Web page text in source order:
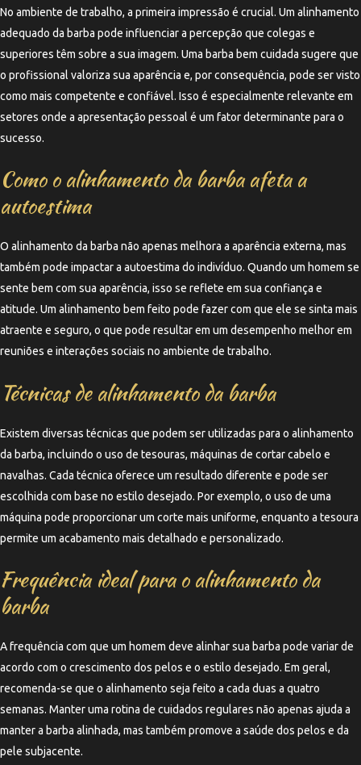
No ambiente de trabalho, a primeira impressão é crucial. Um alinhamento
adequado da barba pode influenciar a percepção que colegas e
superiores têm sobre a sua imagem. Uma barba bem cuidada sugere que
o profissional valoriza sua aparência e, por consequência, pode ser visto
como mais competente e confiável. Isso é especialmente relevante em
setores onde a apresentação pessoal é um fator determinante para o
sucesso.
Como o alinhamento da barba afeta a
autoestima
O alinhamento da barba não apenas melhora a aparência externa, mas
também pode impactar a autoestima do indivíduo. Quando um homem se
sente bem com sua aparência, isso se reflete em sua confiança e
atitude. Um alinhamento bem feito pode fazer com que ele se sinta mais
atraente e seguro, o que pode resultar em um desempenho melhor em
reuniões e interações sociais no ambiente de trabalho.
Técnicas de alinhamento da barba
Existem diversas técnicas que podem ser utilizadas para o alinhamento
da barba, incluindo o uso de tesouras, máquinas de cortar cabelo e
navalhas. Cada técnica oferece um resultado diferente e pode ser
escolhida com base no estilo desejado. Por exemplo, o uso de uma
máquina pode proporcionar um corte mais uniforme, enquanto a tesoura
permite um acabamento mais detalhado e personalizado.
Frequência ideal para o alinhamento da
barba
A frequência com que um homem deve alinhar sua barba pode variar de
acordo com o crescimento dos pelos e o estilo desejado. Em geral,
recomenda-se que o alinhamento seja feito a cada duas a quatro
semanas. Manter uma rotina de cuidados regulares não apenas ajuda a
manter a barba alinhada, mas também promove a saúde dos pelos e da
pele subjacente.